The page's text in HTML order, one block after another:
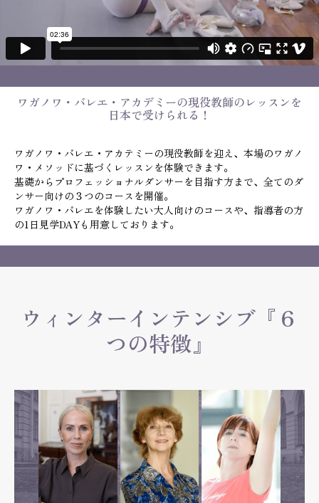
ワガノワ・バレエ・アカデミーの現役教師のレッスンを
日本で受けられる！
ワガノワ・バレエ・アカテミーの現役教師を迎え、本場のワガノ
ワ・メソッドに基づくレッスンを体験できます。
基礎からプロフェッショナルダンサーを目指す方まで、全てのダ
ンサー向けの３つのコースを開催。
ワガノワ・バレエを体験したい大人向けのコースや、指導者の方
の1日見学DAYも用意しております。
ウィンターインテンシブ『６
つの特徴』